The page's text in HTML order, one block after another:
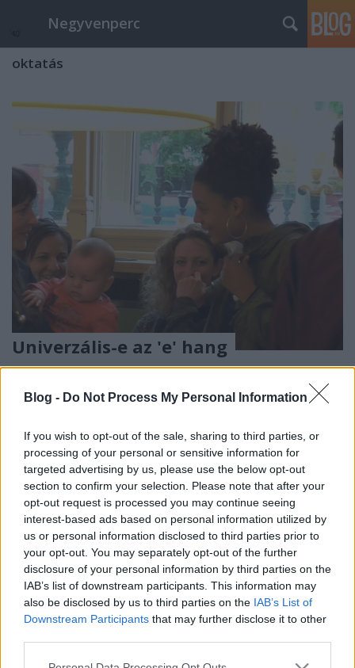
Blog - Do Not Process My Personal Information
If you wish to opt-out of the sale, sharing to third parties, or
processing of your personal or sensitive information for
targeted advertising by us, please use the below opt-out
section to confirm your selection. Please note that after your
opt-out request is processed you may continue seeing
interest-based ads based on personal information utilized by
us or personal information disclosed to third parties prior to
your opt-out. You may separately opt-out of the further
disclosure of your personal information by third parties on the
IAB’s list of downstream participants. This information may
also be disclosed by us to third parties on the IAB’s List of
Downstream Participants that may further disclose it to other
Please note that this website/app uses one or more Google
Negyvenperc
oktatás
Univerzális-e az 'e' hang
satie•2015. október 13. 0
kérdésért. A 2 évvel ezelőtti kutatást úgy írta le, hogy
az 'eh' szócska több keleti, akár távol-keleti nyelvben
is hasonlóan érdeklődést, figyelemfelkeltést hoz
létre. A nyelvészet komolyan foglalkozik a kérdéssel,
az eddigi alapos…
A kis herceg 1. - szabad fordítás
fejezetenként
satie•2015. január 01.
Antoine de Saint-Exupéry:A kis hercegI. fejezet 6
évesen egy "Igaz történetek" című, őserdőkről szóló